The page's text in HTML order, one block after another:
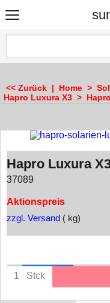
<< Zurück | Home >
Hapro Luxura X3 >
Hapro Luxura
37089
Aktionspreis
zzgl. Versand kg
Stck